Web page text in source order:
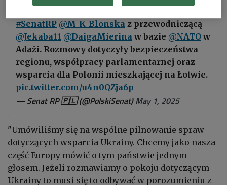
#SenatRP @M_K_Blonska z przewodniczącą
@Jekaba11 @DaigaMierina w bazie @NATO w
Adażi. Rozmowy dotyczyły bezpieczeństwa
regionu, współpracy parlamentarnej oraz
wsparcia dla Polonii mieszkającej na Łotwie.
pic.twitter.com/u4n0QZja6p
— Senat RP 🇵🇱 (@PolskiSenat)May 1, 2025
"Umówiliśmy się na wspólne pilnowanie spraw
dotyczących wsparcia Ukrainy. Chcemy jako nasza
część Europy mówić o tym państwie jednym
głosem. Jeżeli rozmawiamy o pokoju dotyczącym
Ukrainy to musi się to odbywać w porozumieniu z